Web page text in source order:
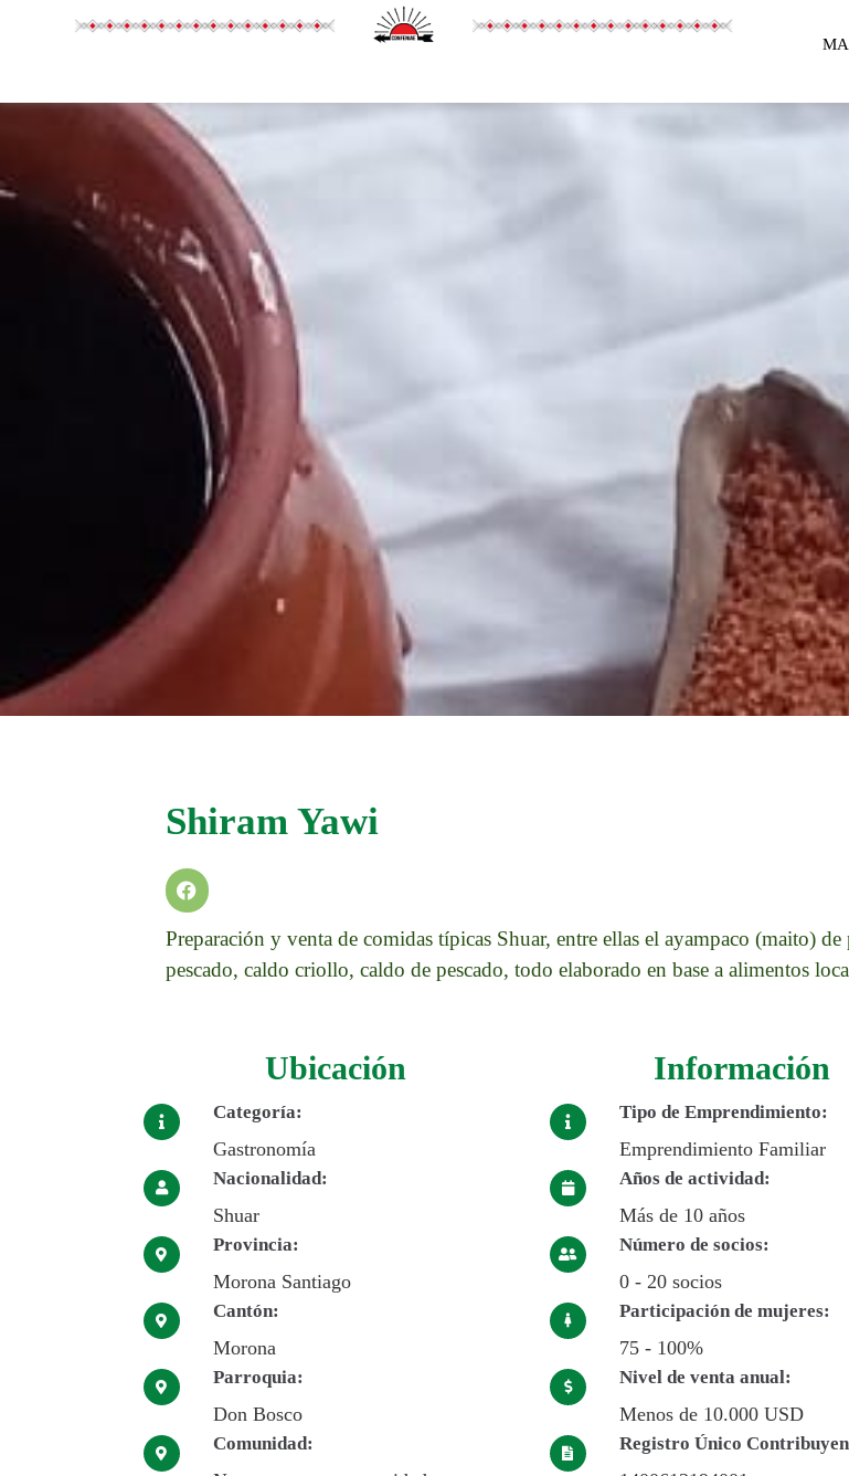
Shiram Yawi
Preparación y venta de comidas típicas Shuar, entre ellas el ayampaco (maito)
pescado, caldo criollo, caldo de pescado, todo elaborado en base a alimentos
Ubicación
Categoría:
Gastronomía
Nacionalidad:
Shuar
Provincia:
Morona Santiago
Cantón:
Morona
Parroquia:
Don Bosco
Comunidad:
Información
Tipo de Emprendimiento:
Emprendimiento Familiar
Años de actividad:
Más de 10 años
Número de socios:
0 - 20 socios
Participación de mujeres:
75 - 100%
Nivel de venta anual:
Menos de 10.000 USD
Registro Único